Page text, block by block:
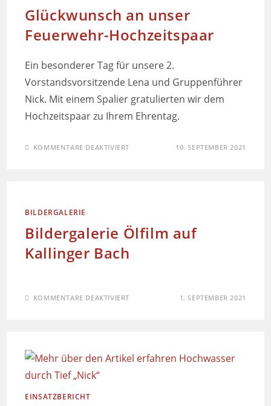
Glückwunsch an unser
Feuerwehr-Hochzeitspaar
Ein besonderer Tag für unsere 2.
Vorstandsvorsitzende Lena und Gruppenführer
Nick. Mit einem Spalier gratulierten wir dem
Hochzeitspaar zu Ihrem Ehrentag.
KOMMENTARE DEAKTIVIERT 10. SEPTEMBER 2021
BILDERGALERIE
Bildergalerie Ölfilm auf
Kallinger Bach
KOMMENTARE DEAKTIVIERT 1. SEPTEMBER 2021
EINSATZBERICHT